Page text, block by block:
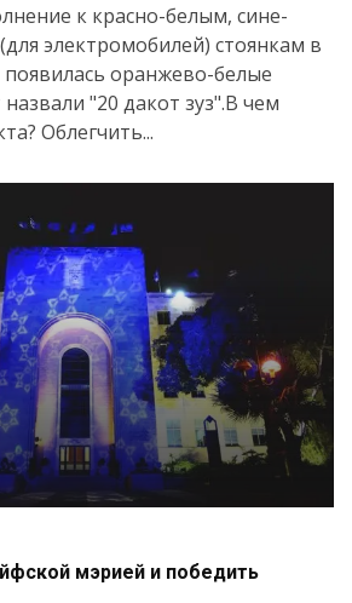
к красно-белым, сине-
электромобилей) стоянкам в
появилась оранжево-белые
"20 дакот зуз".В чем
Облегчить...
мэрией и победить